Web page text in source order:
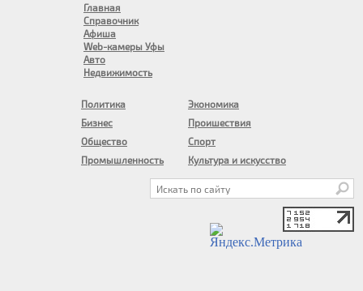
Главная
Справочник
Афиша
Web-камеры Уфы
Авто
Недвижимость
Политика
Бизнес
Общество
Промышленность
Экономика
Проишествия
Спорт
Культура и искусство